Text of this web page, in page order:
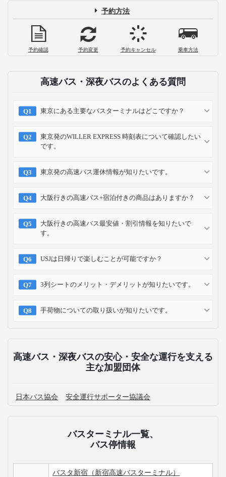
予約方法
予約確認 予約変更 予約キャンセル 乗車方法
高速バス・深夜バスのよくある質問
東京にある主要なバスターミナルはどこですか？
東京発のWILLER EXPRESS 時刻表について確認したい
です。
東京発の高速バス運休情報が知りたいです。
大阪行きの高速バス+宿泊付きの商品はありますか？
大阪行きの高速バス最安値・割引情報を知りたいで
す。
USJは日帰りで楽しむことが可能ですか？
3列シートのメリット・デメリットが知りたいです。
手荷物についての取り扱いが知りたいです。
高速バス・深夜バスの安心・安全な運行を支える
主な加盟団体
日本バス協会 安全運行サポーター協議会
バスターミナル一覧、
バス停情報
バスタ新宿（新宿高速バスターミナル）